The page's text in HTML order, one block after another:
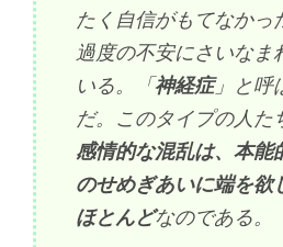
たく自信がもてなかっ
過度の不安にさいなま
いる。「 神経症」と呼
だ。このタイプの人た
感情的な混乱は、本能
のせめぎあいに端を欲
ほとんどなのである。